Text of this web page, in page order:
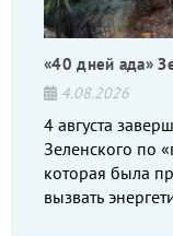
«40 дней ада»
4.08.2026
4 августа
Зеленского по
которая была
вызвать